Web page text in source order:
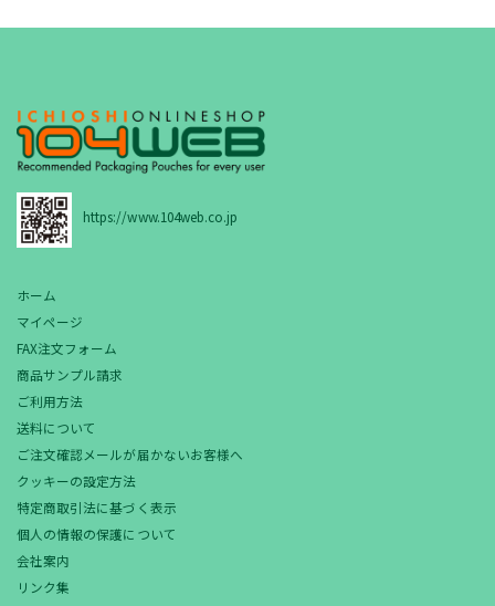
https://www.104web.co.jp
ホーム
マイページ
FAX注文フォーム
商品サンプル請求
ご利用方法
送料について
ご注文確認メールが届かないお客様へ
クッキーの設定方法
特定商取引法に基づく表示
個人の情報の保護について
会社案内
リンク集